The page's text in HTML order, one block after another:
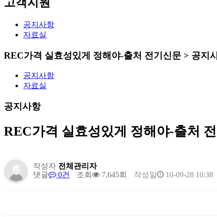
공지사항
자료실
REC가격 실효성있게 정해야-출처 전기신문 > 공지
공지사항
자료실
공지사항
REC가격 실효성있게 정해야-출처
작성자 전체관리자
댓글
0건 조회 7,645회 작성일 10-09-28 10:38